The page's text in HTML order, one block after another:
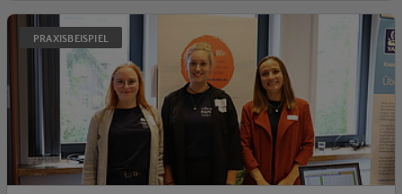
PRAXISBEISPIEL